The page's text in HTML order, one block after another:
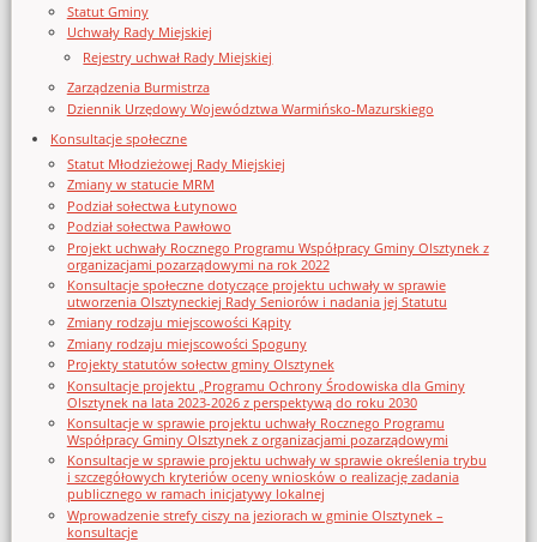
Statut Gminy
Uchwały Rady Miejskiej
Rejestry uchwał Rady Miejskiej
Zarządzenia Burmistrza
Dziennik Urzędowy Województwa Warmińsko-Mazurskiego
Konsultacje społeczne
Statut Młodzieżowej Rady Miejskiej
Zmiany w statucie MRM
Podział sołectwa Łutynowo
Podział sołectwa Pawłowo
Projekt uchwały Rocznego Programu Współpracy Gminy Olsztynek z
organizacjami pozarządowymi na rok 2022
Konsultacje społeczne dotyczące projektu uchwały w sprawie
utworzenia Olsztyneckiej Rady Seniorów i nadania jej Statutu
Zmiany rodzaju miejscowości Kąpity
Zmiany rodzaju miejscowości Spoguny
Projekty statutów sołectw gminy Olsztynek
Konsultacje projektu „Programu Ochrony Środowiska dla Gminy
Olsztynek na lata 2023-2026 z perspektywą do roku 2030
Konsultacje w sprawie projektu uchwały Rocznego Programu
Współpracy Gminy Olsztynek z organizacjami pozarządowymi
Konsultacje w sprawie projektu uchwały w sprawie określenia trybu
i szczegółowych kryteriów oceny wniosków o realizację zadania
publicznego w ramach inicjatywy lokalnej
Wprowadzenie strefy ciszy na jeziorach w gminie Olsztynek –
konsultacje